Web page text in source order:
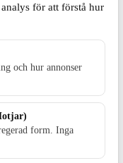
för att förstå hur
och hur annonser
form. Inga